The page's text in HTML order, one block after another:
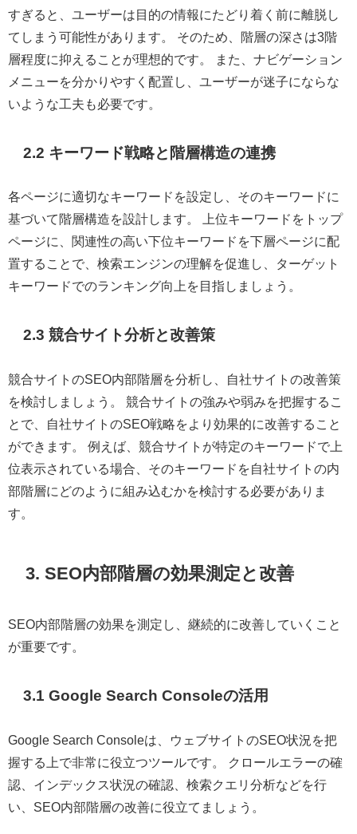
すぎると、ユーザーは目的の情報にたどり着く前に離脱し
てしまう可能性があります。 そのため、階層の深さは3階
層程度に抑えることが理想的です。 また、ナビゲーション
メニューを分かりやすく配置し、ユーザーが迷子にならな
いような工夫も必要です。
2.2 キーワード戦略と階層構造の連携
各ページに適切なキーワードを設定し、そのキーワードに
基づいて階層構造を設計します。 上位キーワードをトップ
ページに、関連性の高い下位キーワードを下層ページに配
置することで、検索エンジンの理解を促進し、ターゲット
キーワードでのランキング向上を目指しましょう。
2.3 競合サイト分析と改善策
競合サイトのSEO内部階層を分析し、自社サイトの改善策
を検討しましょう。 競合サイトの強みや弱みを把握するこ
とで、自社サイトのSEO戦略をより効果的に改善すること
ができます。 例えば、競合サイトが特定のキーワードで上
位表示されている場合、そのキーワードを自社サイトの内
部階層にどのように組み込むかを検討する必要がありま
す。
3. SEO内部階層の効果測定と改善
SEO内部階層の効果を測定し、継続的に改善していくこと
が重要です。
3.1 Google Search Consoleの活用
Google Search Consoleは、ウェブサイトのSEO状況を把
握する上で非常に役立つツールです。 クロールエラーの確
認、インデックス状況の確認、検索クエリ分析などを行
い、SEO内部階層の改善に役立てましょう。